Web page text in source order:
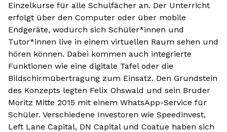
Einzelkurse für alle Schulfächer an. Der Unterricht
erfolgt über den Computer oder über mobile
Endgeräte, wodurch sich Schüler*innen und
Tutor*innen live in einem virtuellen Raum sehen und
hören können. Dabei kommen auch integrierte
Funktionen wie eine digitale Tafel oder die
Bildschirmübertragung zum Einsatz. Den Grundstein
des Konzepts legten Felix Ohswald und sein Bruder
Moritz Mitte 2015 mit einem WhatsApp-Service für
Schüler. Verschiedene Investoren wie Speedinvest,
Left Lane Capital, DN Capital und Coatue haben sich